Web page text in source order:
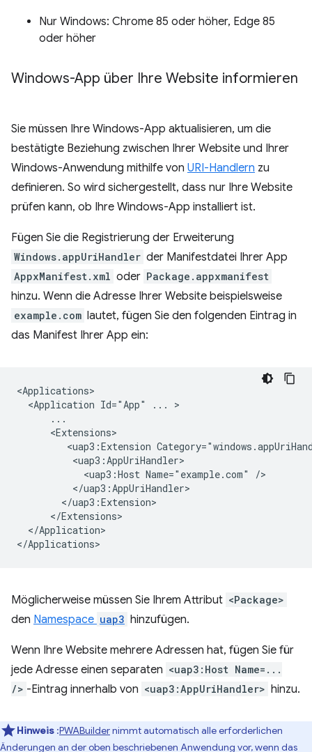
Nur Windows: Chrome 85 oder höher, Edge 85
oder höher
Windows-App über Ihre Website informieren
Sie müssen Ihre Windows-App aktualisieren, um die
bestätigte Beziehung zwischen Ihrer Website und Ihrer
Windows-Anwendung mithilfe von URI-Handlern zu
definieren. So wird sichergestellt, dass nur Ihre Website
prüfen kann, ob Ihre Windows-App installiert ist.
Fügen Sie die Registrierung der Erweiterung
Windows.appUriHandler der Manifestdatei Ihrer App
AppxManifest.xml oder Package.appxmanifest
hinzu. Wenn die Adresse Ihrer Website beispielsweise
example.com lautet, fügen Sie den folgenden Eintrag in
das Manifest Ihrer App ein:
<Application Id="App" ...
<uap3:Extension
<uap3:Host Name="example.com"
</Application>
Möglicherweise müssen Sie Ihrem Attribut <Package>
den Namespace uap3 hinzufügen.
Wenn Ihre Website mehrere Adressen hat, fügen Sie für
jede Adresse einen separaten <uap3:Host Name=...
/> -Eintrag innerhalb von <uap3:AppUriHandler> hinzu.
Hinweis :PWABuildernimmt automatisch alle erforderlichen
Änderungen an der oben beschriebenen Anwendung vor, wenn das